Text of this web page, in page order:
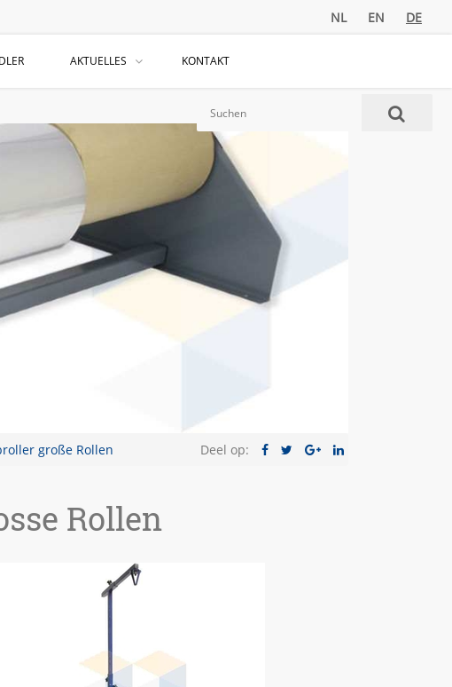
NL EN DE
AKTUELLES KONTAKT
große Rollen Deel op:
Rollen